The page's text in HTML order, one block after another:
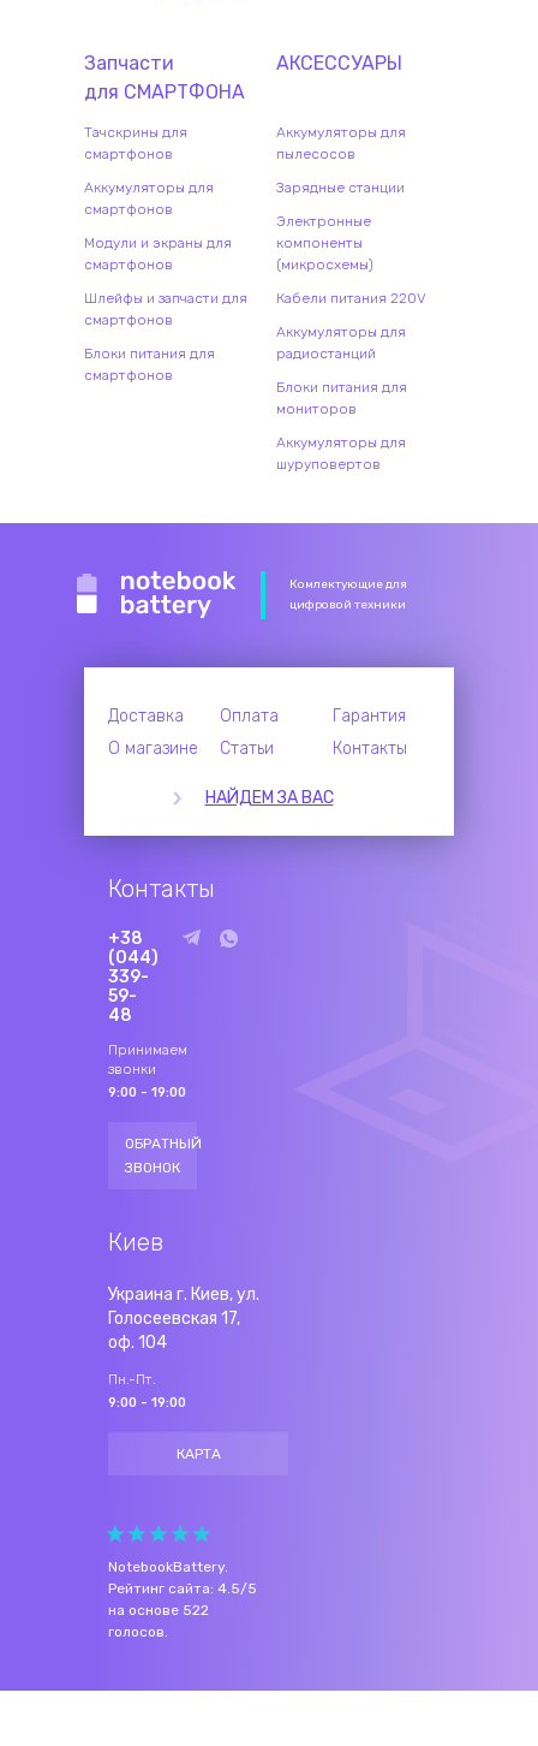
Запчасти
для СМАРТФОНА
Тачскрины для
смартфонов
Аккумуляторы для
смартфонов
Модули и экраны для
смартфонов
Шлейфы и запчасти для
смартфонов
Блоки питания для
смартфонов
АКСЕССУАРЫ
Аккумуляторы для
пылесосов
Зарядные станции
Электронные
компоненты
(микросхемы)
Кабели питания 220V
Аккумуляторы для
радиостанций
Блоки питания для
мониторов
Аккумуляторы для
шуруповертов
Комлектующие для
цифровой техники
Доставка Оплата
Гарантия
О магазине
Статьи Контакты
НАЙДЕМ ЗА ВАС
Контакты
+38
(044)
339-
59-
48
Принимаем
звонки
9:00 - 19:00
ОБРАТНЫЙ
ЗВОНОК
Киев
Украина г. Киев, ул.
Голосеевская 17,
оф. 104
Пн.-Пт.
9:00 - 19:00
КАРТА
NotebookBattery.
Рейтинг сайта: 4.5/5
на основе 522
голосов.